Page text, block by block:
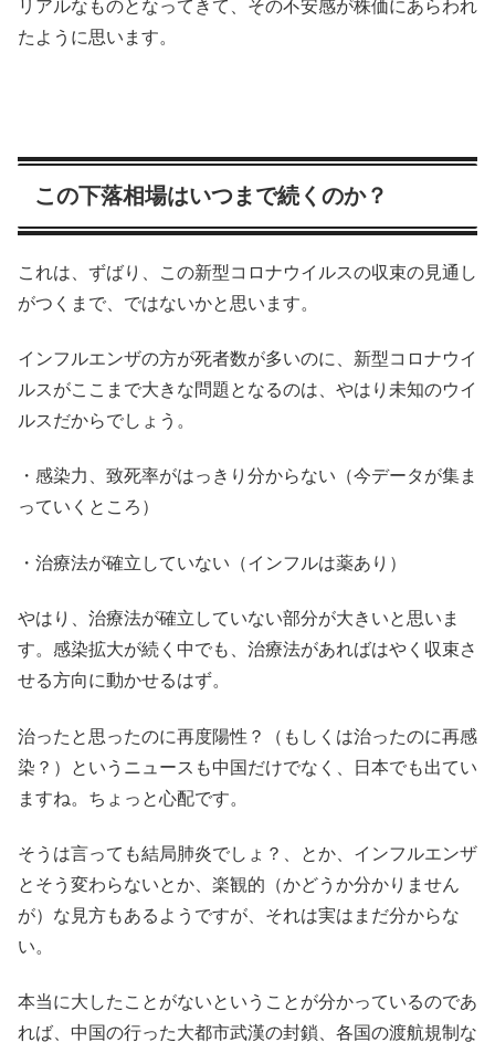
リアルなものとなってきて、その不安感が株価にあらわれ
たように思います。
この下落相場はいつまで続くのか？
これは、ずばり、この新型コロナウイルスの収束の見通し
がつくまで、ではないかと思います。
インフルエンザの方が死者数が多いのに、新型コロナウイ
ルスがここまで大きな問題となるのは、やはり未知のウイ
ルスだからでしょう。
・感染力、致死率がはっきり分からない（今データが集ま
っていくところ）
・治療法が確立していない（インフルは薬あり）
やはり、治療法が確立していない部分が大きいと思いま
す。感染拡大が続く中でも、治療法があればはやく収束さ
せる方向に動かせるはず。
治ったと思ったのに再度陽性？（もしくは治ったのに再感
染？）というニュースも中国だけでなく、日本でも出てい
ますね。ちょっと心配です。
そうは言っても結局肺炎でしょ？、とか、インフルエンザ
とそう変わらないとか、楽観的（かどうか分かりません
が）な見方もあるようですが、それは実はまだ分からな
い。
本当に大したことがないということが分かっているのであ
れば、中国の行った大都市武漢の封鎖、各国の渡航規制な